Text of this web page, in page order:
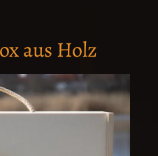
aus Holz